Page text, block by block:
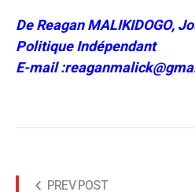
De Reagan MALIKIDOGO,
Politique Indépendant
E-mail
PREV POST